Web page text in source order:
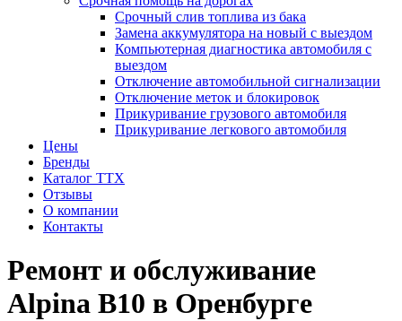
Срочный слив топлива из бака
Замена аккумулятора на новый с выездом
Компьютерная диагностика автомобиля с
выездом
Отключение автомобильной сигнализации
Отключение меток и блокировок
Прикуривание грузового автомобиля
Прикуривание легкового автомобиля
Цены
Бренды
Каталог ТТХ
Отзывы
О компании
Контакты
Ремонт и обслуживание
Alpina B10 в Оренбурге